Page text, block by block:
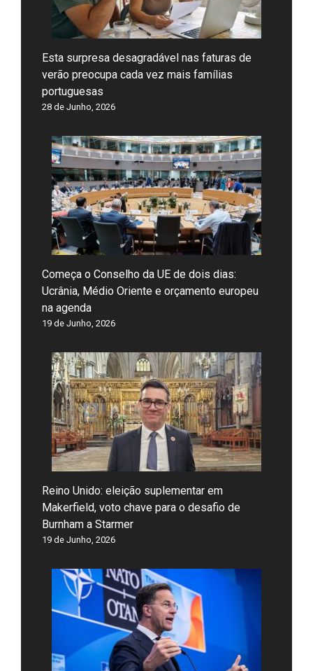
Esta surpresa desagradável nas faturas de
verão preocupa cada vez mais famílias
portuguesas
28 de Junho, 2026
Começa o Conselho da UE de dois dias:
Ucrânia, Médio Oriente e orçamento europeu
na agenda
19 de Junho, 2026
Reino Unido: eleição suplementar em
Makerfield, voto chave para o desafio de
Burnham a Starmer
19 de Junho, 2026